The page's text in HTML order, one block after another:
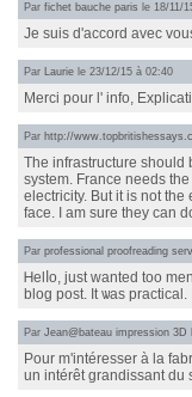
Par fichet bauche paris le 18/11/
Je suis d'accord avec
Par Laurie le 23/12/15 à 02:40
Merci pour l' info,
Par http://
The infrastructure should
system. France needs
electricity. But it is not
face. I am sure they can
Par professional proofreading
Ꮋelⅼo, just wanted too
blog post. It ѡaѕ
Par Jean@bateau impression 3D
Pour m'intéresser à la
un intérêt grandissant du